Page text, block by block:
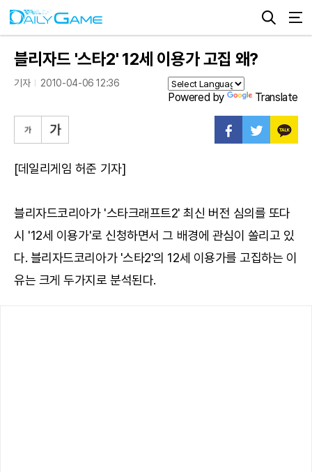
블리자드 '스타2' 12세 이용가 고집 왜?
기자 2010-04-06 12:36
Powered by Translate
[데일리게임 허준 기자]
블리자드코리아가 '스타크래프트2' 최신 버전 심의를 또다
시 '12세 이용가'로 신청하면서 그 배경에 관심이 쏠리고 있
다. 블리자드코리아가 '스타2'의 12세 이용가를 고집하는 이
유는 크게 두가지로 분석된다.